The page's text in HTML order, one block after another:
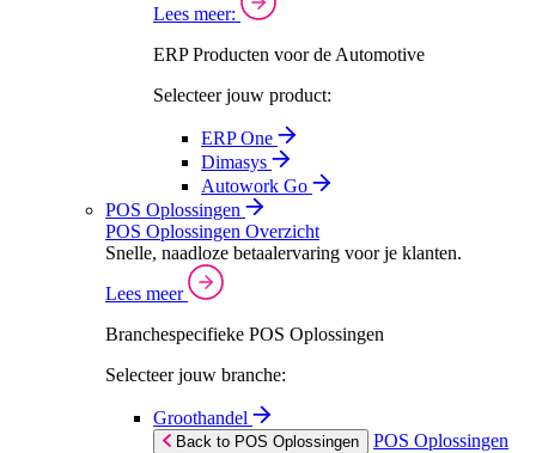
Lees meer:
ERP Producten voor de Automotive
Selecteer jouw product:
ERP One
Dimasys
Autowork Go
POS Oplossingen
POS Oplossingen Overzicht
Snelle, naadloze betaalervaring voor je klanten.
Lees meer
Branchespecifieke POS Oplossingen
Selecteer jouw branche:
Groothandel
Back to POS Oplossingen
POS Oplossingen